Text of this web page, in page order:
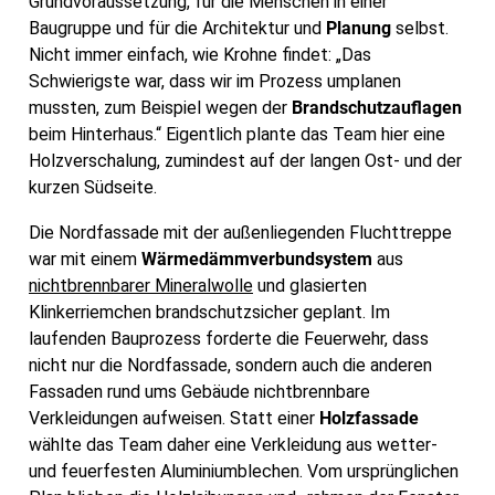
Baugruppe und für die Architektur und Planung selbst.
Nicht immer einfach, wie Krohne findet: „Das
Schwierigste war, dass wir im Prozess umplanen
mussten, zum Beispiel wegen der Brandschutzauflagen
beim Hinterhaus.“ Eigentlich plante das Team hier eine
Holzverschalung, zumindest auf der langen Ost- und der
kurzen Südseite.
Die Nordfassade mit der außenliegenden Fluchttreppe
war mit einem Wärmedämmverbundsystem aus
nichtbrennbarer Mineralwolle und glasierten
Klinkerriemchen brandschutzsicher geplant. Im
laufenden Bauprozess forderte die Feuerwehr, dass
nicht nur die Nordfassade, sondern auch die anderen
Fassaden rund ums Gebäude nichtbrennbare
Verkleidungen aufweisen. Statt einer Holzfassade
wählte das Team daher eine Verkleidung aus wetter-
und feuerfesten Aluminiumblechen. Vom ursprünglichen